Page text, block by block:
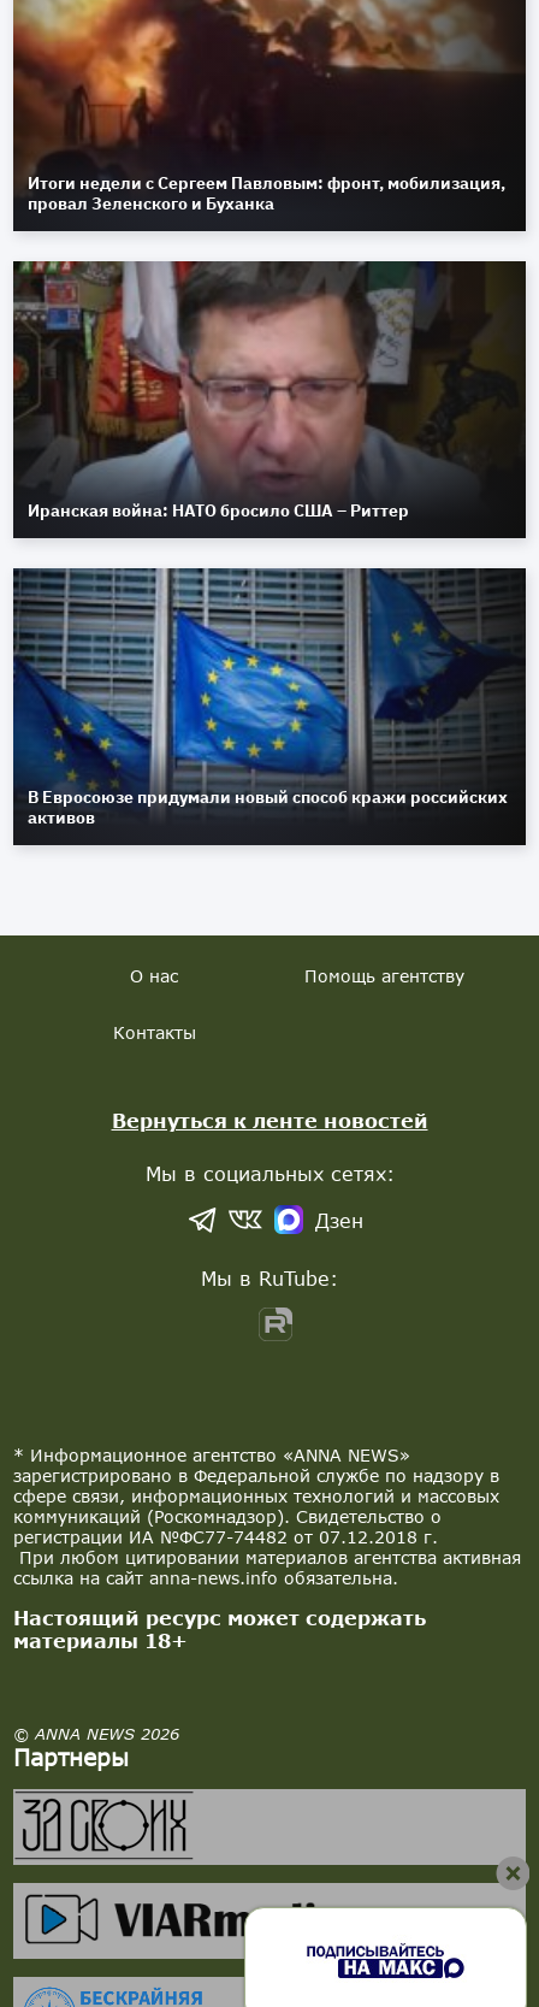
Итоги недели с Сергеем Павловым: фронт, мобилизация,
провал Зеленского и Буханка
Иранская война: НАТО бросило США – Риттер
В Евросоюзе придумали новый способ кражи российских
активов
* Информационное агентство «ANNA NEWS»
зарегистрировано в Федеральной службе по надзору в
сфере связи, информационных технологий и массовых
коммуникаций (Роскомнадзор). Свидетельство о
регистрации ИА №ФС77-74482 от 07.12.2018 г.
При любом цитировании материалов агентства активная
ссылка на сайт anna-news.info обязательна.
Настоящий ресурс может содержать
материалы 18+
© ANNA NEWS 2026
Партнеры
О нас Помощь агентству
Контакты
Вернуться к ленте новостей
Мы в социальных сетях:
Дзен
Мы в RuTube: